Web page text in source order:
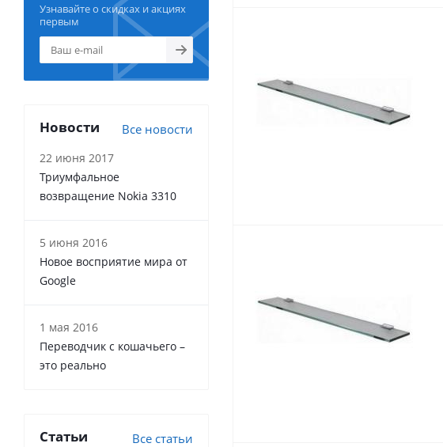
Узнавайте о скидках и акциях
первым
Новости Все новости
22 июня 2017
Триумфальное
возвращение Nokia 3310
5 июня 2016
Новое восприятие мира от
Google
1 мая 2016
Переводчик с кошачьего –
это реально
Статьи Все статьи